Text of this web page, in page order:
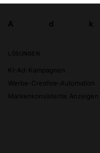
A d k
LÖSUNGEN
KI-Ad-Kampagnen
Werbe-Creative-Automation
Markenkonsistente Anzeigen